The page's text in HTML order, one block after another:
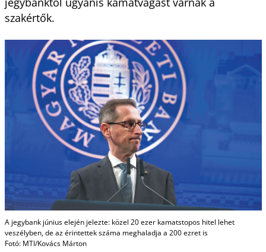
szakértők.
A jegybank június elején jelezte: közel 20 ezer kamatstopos hitel lehet
veszélyben, de az érintettek száma meghaladja a 200 ezret is
Fotó: MTI/Kovács Márton